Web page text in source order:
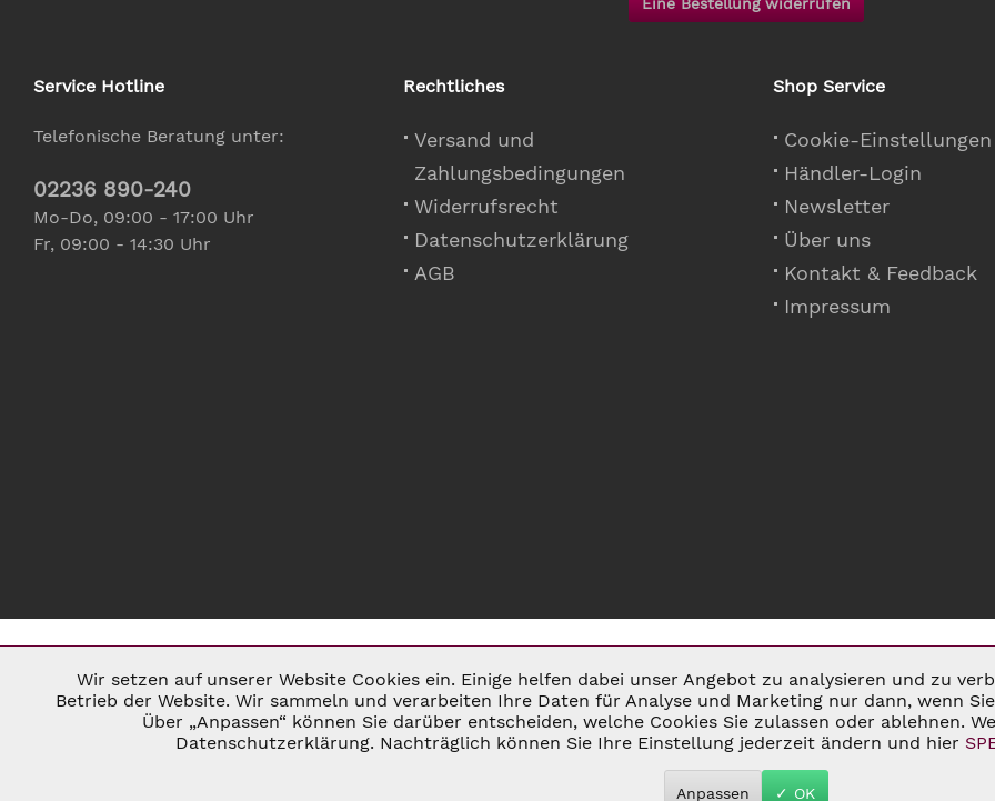
Service Hotline
Telefonische Beratung unter:
02236 890-240
Mo-Do, 09:00 - 17:00 Uhr
Fr, 09:00 - 14:30 Uhr
Rechtliches
Versand und
Zahlungsbedingungen
Widerrufsrecht
Datenschutzerklärung
AGB
Shop Service
Cookie-Einstellungen
Händler-Login
Newsletter
Über uns
Kontakt & Feedback
Impressum
* ALLE PREISE INKL. GESETZL. UMSATZSTEUER ZZGL. VERSANDKOSTEN UND GGF. NACHNAHMEGEBÜHREN,
Notwendig
Wir setzen auf unserer Website Cookies ein. Einige helfen dabei unser Angebot zu analysieren und zu
Betrieb der Website. Wir sammeln und verarbeiten Ihre Daten für Analyse und Marketing nur dann, wenn
Über „Anpassen“ können Sie darüber entscheiden, welche Cookies Sie zulassen oder ablehnen.
Datenschutzerklärung. Nachträglich können Sie Ihre Einstellung jederzeit ändern und hier
Anpassen ✓ OK